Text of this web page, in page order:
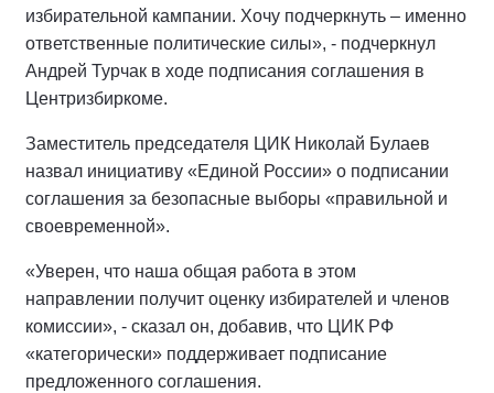
избирательной кампании. Хочу подчеркнуть – именно
ответственные политические силы», - подчеркнул
Андрей Турчак в ходе подписания соглашения в
Центризбиркоме.
Заместитель председателя ЦИК Николай Булаев
назвал инициативу «Единой России» о подписании
соглашения за безопасные выборы «правильной и
своевременной».
«Уверен, что наша общая работа в этом
направлении получит оценку избирателей и членов
комиссии», - сказал он, добавив, что ЦИК РФ
«категорически» поддерживает подписание
предложенного соглашения.